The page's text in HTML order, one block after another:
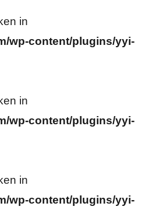
in
wp-content/plugins/yyi-
in
wp-content/plugins/yyi-
in
wp-content/plugins/yyi-